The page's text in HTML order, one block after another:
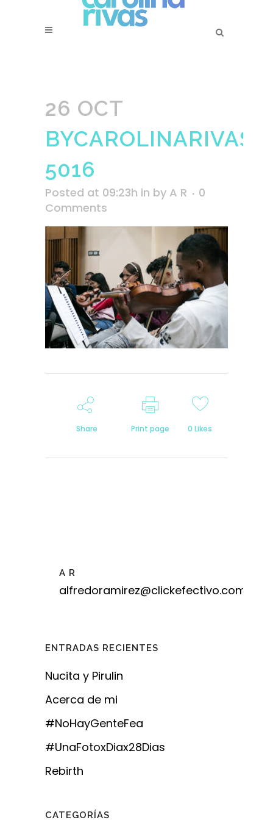
26 OCT
BYCAROLINARIVAS-
5016
Posted at 09:23h in by A R
0
Comments
Share Print page 0 Likes
A R
alfredoramirez@clickefectivo.com
ENTRADAS RECIENTES
Nucita y Pirulin
Acerca de mi
#NoHayGenteFea
#UnaFotoxDiax28Dias
Rebirth
CATEGORÍAS